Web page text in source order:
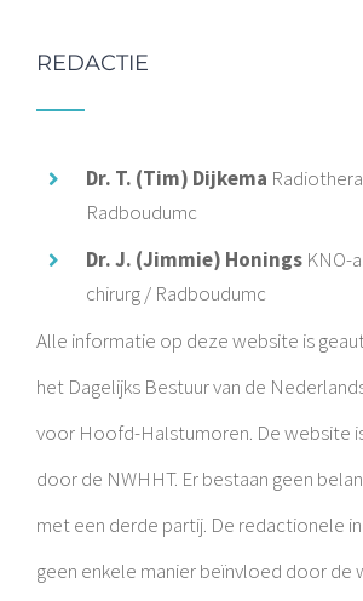
REDACTIE
Dr. T. (Tim) Dijkema
Radboudumc
Dr. J. (Jimmie) HoningsKNO-
chirurg / Radboudumc
Alle informatie op deze website is
het Dagelijks Bestuur van de
voor Hoofd-Halstumoren. De website
door de NWHHT. Er bestaan geen
met een derde partij. De redactionele
geen enkele manier beïnvloed door de